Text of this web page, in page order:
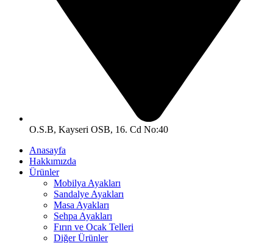
O.S.B, Kayseri OSB, 16. Cd No:40
Anasayfa
Hakkımızda
Ürünler
Mobilya Ayakları
Sandalye Ayakları
Masa Ayakları
Sehpa Ayakları
Fırın ve Ocak Telleri
Diğer Ürünler